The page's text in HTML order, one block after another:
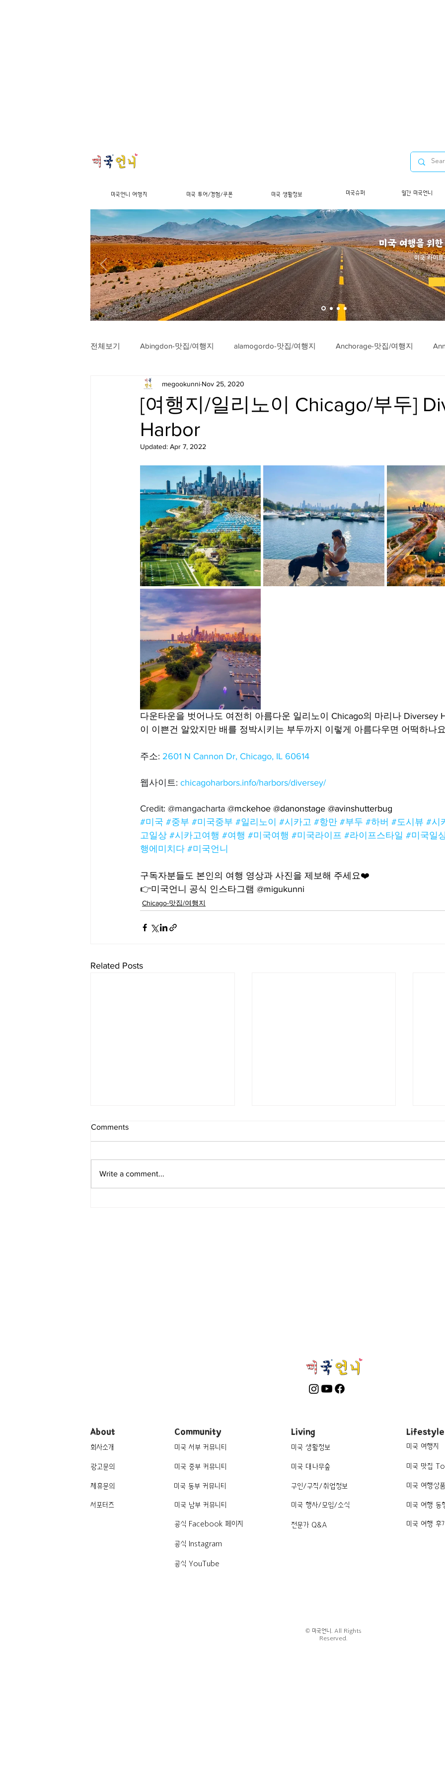
미국 여행을 위
미국 라이
전체보기 Abingdon-맛집/여행지 alamogordo-맛집/여행지 Anchorage-맛집/여행지
Arlington-맛집/여행지 Arlington-맛집/여행지
Badlands-맛집/여행지
Big Bend-맛집/여행지 Bloomfield-맛집/여행지 Bloomington-맛집/여행지 Boone-맛집/
Boston-맛집/여행지 Boulder City-맛집/여행지 Brawley-맛집/여행지 Bretton Woods-맛
Bronx-맛집/여행지 Bryce Canyon-맛집/여행지 Buena Park-맛집/여행지 Calipatria-맛
Cambridge-맛집/여행지 Campton-맛집/여행지 Campton-맛집/여행지 Cascade
Centerport-맛집/여행지
[여행지/일리노이 Chicago/부두]
Harbor
megookunni Nov 25, 2020
Updated: Apr 7, 2022
다운타운을 벗어나도 여전히 아름다운 일리노이 Chicago의 마리나 Diversey
이 이쁜건 알았지만 배를 정박시키는 부두까지 이렇게 아름다우면 어떡하나
주소: 2601 N Cannon Dr, Chicago, IL 60614
웹사이트: chicagoharbors.info/harbors/diversey/
Credit: @mangacharta @mckehoe @danonstage @avinshutterbug
#미국 #중부 #미국중부 #일리노이 #시카고 #항만 #부두 #하버 #도시뷰 #시
고일상 #시카고여행 #여행 #미국여행 #미국라이프 #라이프스타일 #미국일
행에미치다 #미국언니
구독자분들도 본인의 여행 영상과 사진을 제보해 주세요❤️
👉미국언니 공식 인스타그램 @migukunni
Chicago-맛집/여행지
Related Posts
Comments
Write a comment...
미국언니 여행지 미국 투어/경험/쿠폰 미국 생활정보 미국슈퍼 월간 미국언니
About
회사소개
광고문의
제휴문의
서포터즈
Community
미국 서부 커뮤니티
미국 중부 커뮤니티
미국 동부 커뮤니티
미국 남부 커뮤니티
공식 Facebook 페이지
공식 Instagram
공식 YouTube
Living
미국 생활정보
미국 대나무숲
구인/구직/취업정보
미국 행사/모임/소식
전문가 Q&A
Lifestyle
미국 여행지
미국 맛집
미국 여행상품
미국 여행 동
미국 여행 후기
© 미국언니. All Rights
Reserved.